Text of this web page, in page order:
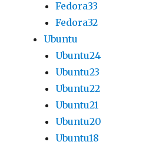
Fedora33
Fedora32
Ubuntu
Ubuntu24
Ubuntu23
Ubuntu22
Ubuntu21
Ubuntu20
Ubuntu18